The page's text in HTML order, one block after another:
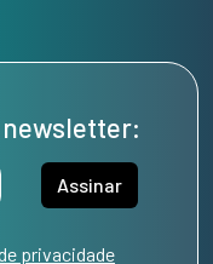
Assinar
privacidade